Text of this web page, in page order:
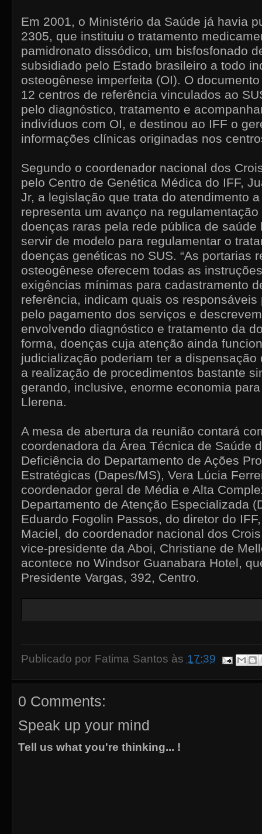
Em 2001, o Ministério da Saúde já havia
2305, que instituiu o tratamento
pamidronato dissódico, um bisfosfonado
subsidiado pelo Estado brasileiro a todo
osteogênese imperfeita (OI). O
12 centros de referência vinculados ao
pelo diagnóstico, tratamento e
indivíduos com OI, e destinou ao IFF o
informações clínicas originadas nos
Segundo o coordenador nacional dos
pelo Centro de Genética Médica do IFF,
Jr, a legislação que trata do atendimento
representa um avanço na
doenças raras pela rede pública de saúde
servir de modelo para regulamentar o
doenças genéticas no SUS. “As portarias
osteogênese oferecem todas as
exigências mínimas para cadastramento
referência, indicam quais os responsáveis
pelo pagamento dos serviços e
envolvendo diagnóstico e tratamento da
forma, doenças cuja atenção ainda
judicialização poderiam ter a dispensação
a realização de procedimentos bastante
gerando, inclusive, enorme economia
Llerena.
A mesa de abertura da reunião contará
coordenadora da Área Técnica de Saúde
Deficiência do Departamento de Ações
Estratégicas (Dapes/MS), Vera Lúcia
coordenador geral de Média e Alta
Departamento de Atenção Especializada
Eduardo Fogolin Passos, do diretor do
Maciel, do coordenador nacional dos
vice-presidente da Aboi, Christiane de
acontece no Windsor Guanabara Hotel,
Presidente Vargas, 392, Centro.
Publicado por Fatima Santos às 17:39
0 Comments:
Speak up your mind
Tell us what you're thinking... !